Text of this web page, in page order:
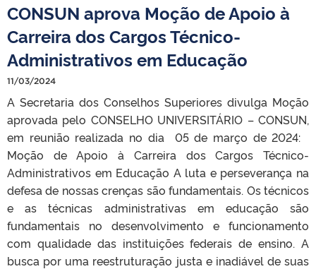
CONSUN aprova Moção de Apoio à
Carreira dos Cargos Técnico-
Administrativos em Educação
11/03/2024
A Secretaria dos Conselhos Superiores divulga Moção
aprovada pelo CONSELHO UNIVERSITÁRIO – CONSUN,
em reunião realizada no dia 05 de março de 2024:
Moção de Apoio à Carreira dos Cargos Técnico-
Administrativos em Educação A luta e perseverança na
defesa de nossas crenças são fundamentais. Os técnicos
e as técnicas administrativas em educação são
fundamentais no desenvolvimento e funcionamento
com qualidade das instituições federais de ensino. A
busca por uma reestruturação justa e inadiável de suas